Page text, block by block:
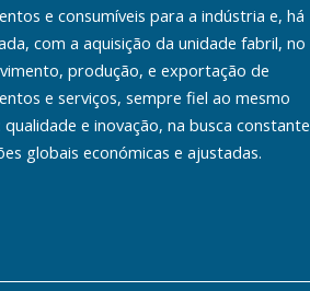
e consumíveis para a indústria e, há
com a aquisição da unidade fabril, no
produção, e exportação de
e serviços, sempre fiel ao mesmo
e inovação, na busca constante
globais económicas e ajustadas.